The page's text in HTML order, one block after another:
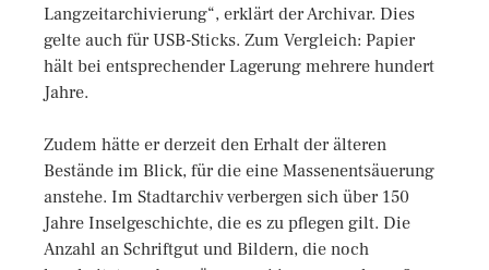
Langzeitarchivierung“, erklärt der Archivar. Dies
gelte auch für USB-Sticks. Zum Vergleich: Papier
hält bei entsprechender Lagerung mehrere hundert
Jahre.
Zudem hätte er derzeit den Erhalt der älteren
Bestände im Blick, für die eine Massenentsäuerung
anstehe. Im Stadtarchiv verbergen sich über 150
Jahre Inselgeschichte, die es zu pflegen gilt. Die
Anzahl an Schriftgut und Bildern, die noch